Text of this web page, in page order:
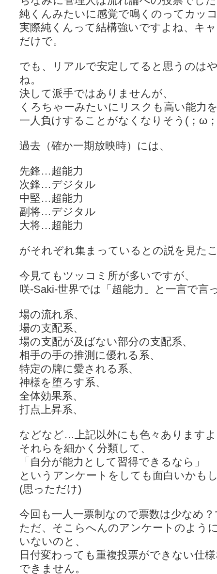
(11:00)
咲-saki-速報 / 一時休止のお知らせ (08:26)
ふわふわな記憶 / 1 (16:20)
咲っ考 / 何故咲は大将で、照は先鋒なのか？ (15:20)
Danas je lep dan. / [咲-Saki-]もしインターハイのルールが鷲巣麻雀だ
ぴゅーく☆すてっぷ - 咲-Saki- / ブログ終了のお知らせ
左を向いて » 咲-saki- / 【シノハユ】第26話「一別以来」/咲日和・阿
乱れ雪月花 - 咲-Saki- / ブログ終了のお知らせ：今までありがとうござ
YUKARI / 【宥菫】 ＳＳ更新とお知らせ 【松実宥誕記念ＳＳ】
アルカ茄子 / 戒能物怪録 キングとはいったい誰なのか？ (15:24)
竹ブログ - 咲-Saki- / 【咲-Saki-】ゲームが待ち遠しい件 (05:44)
SSSSS(-saki-しゃーぷしゅーとしょーとすとーりー) - 咲-saki- / 豊
咏-Uta-ブログ編 - 咲-Saki- / 黄色い封筒が届いた(・∀・)
チャウチャウちゃうんちゃうん - 咲-Saki- / 吉野の千本桜を見に行きま
あこしず日和！ - 咲-Saki- / 咲-Saki-阿知賀編Blu-rayBOX 購入
ニワカ王者 / 【アニメ記事】咲-Saki- 立先生のコメントを取り上げる
のよーなのよー - 咲-Saki- / 咲十夜 第四夜
Yaranakya » 咲-Saki- / 国際最萌リーグは園城寺怜ちゃんに一票を入れ
おもちがなくてもだいじょうぶ / 咲と照の確執【プリン】
咲-Saki-の舞台が特定されたら、行くしかないでしょ / ブログを引っ越
りりーがーる（仮） / 虎姫 カラオケ編っぽい小ネタ
洋榎-youka- / お知らせ
フリテンリーチで流して / 姫松高校についてのいくらかの考察 (09:03)
遊び半分 / もうすぐ８月も終わり (16:03)
咲-Saki-ほんだし / 咲-Saki- 第128局 「涼風」 感想 (11:54)
咲-Saki-麻雀録 / 台風に強そうな咲キャラ (05:45)
ぽっこぬ / 咲絵ログ2
妄言郷 / 咲-Saki- 第129局「契機」感想
咲-Saki-のてきとう考察 - 咲-Saki- / 記事紹介：書け麻に参加でさっ
嶺上かいほー - 咲-saki- / (7/1日分)dreamscapeが更新していました
アニメを見ながらダラダラと就活をする - 咲-saki- / はるたんイェイ
白い物置 / 咲-Saki- Best Album ～Anthology～を買いました
らぎこのだらだら日記帳 - 咲 -saki- / 咲アンテナ杯お疲れ様でした(半
考える凡人 / [咲-Saki-]姉帯豊音の能力考察―暦占という仮説―
まいるーむ / よく分かる、有珠山高校！（キャラについてひたすら語
プンスコ！ 野依日和！ - 咲-Saki- / 小蒔「渚のあわあわダブリィレイ
Ethanの色々ゆるじゃん不敗神話 - 咲-Saki- / 哲学的に考えてみる園城
幸咲良し / コメ返しその他
もれ日和 / 一ちゃんのフィギュアと聞いたので (08:30)
読んだらそのままトイレで流して / 【今週の末原ちゃん】咲-Saki-
世紀末麻雀ブログ-じゃんキチ！ / 【咲-saki-】穏乃の良さを俺が「あ
すばらな人生 / 全国編終了！ ところで、すばら先輩はどれくらい出
ハッちゃんの四喜和 - 咲-Saki- / 咲-Saki-全国編 第13話 最終回かぁ
音楽と、人生と、 咲-saki-と。 - 咲-Saki- / こっそり休止、こっそり
ぐりーん哩 - 咲-Saki- / ネリー「ネリーはお金が要るの」
電波天文学 - 咲-Saki- / BOOTH
Powered by livedoor 相互RSS
純くんみたいに感覚で鳴くのってカッ
実際純くんって結構強いですよね、キ
だけで。
でも、リアルで安定してると思うのは
ね。
決して派手ではありませんが、
くろちゃーみたいにリスクも高い能力
一人負けすることがなくなりそう(；ω
過去（確か一期放映時）には、
先鋒…超能力
次鋒…デジタル
中堅…超能力
副将…デジタル
大将…超能力
がそれぞれ集まっているとの説を見た
今見てもツッコミ所が多いですが、
咲-Saki-世界では「超能力」と一言で言
場の流れ系、
場の支配系、
場の支配が及ばない部分の支配系、
相手の手の推測に優れる系、
特定の牌に愛される系、
神様を堕ろす系、
全体効果系、
打点上昇系、
などなど…上記以外にも色々あります
それらを細かく分類して、
「自分が能力として習得できるなら」
というアンケートをしても面白いかも
(思っただけ)
今回も一人一票制なので票数は少なめ
ただ、そこらへんのアンケートのよう
いないのと、
日付変わっても重複投票ができない仕
できません。